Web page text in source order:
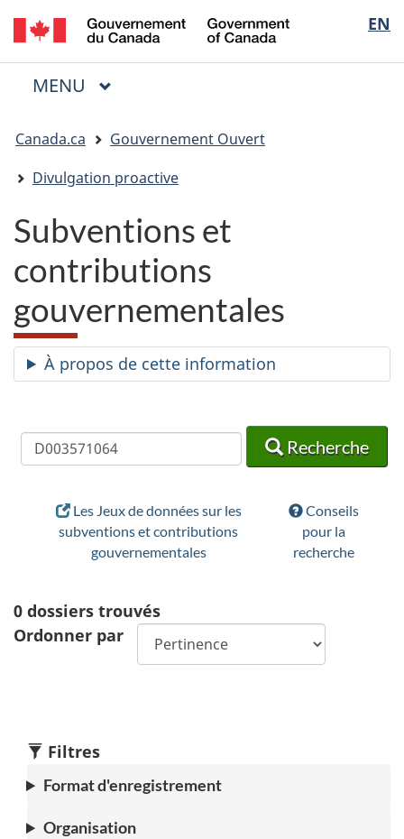
Passer
au
contenu
Passer
à
« Au
Passer
à
la
EN
of
Menu
MENU PRINCIPAL
êtes
ici
Canada.ca
Gouvernement Ouvert
Divulgation proactive
Subventions et
contributions
gouvernementales
À propos de cette information
Recherche
Recherche
Recherche
Les Jeux de données sur les
subventions et contributions
gouvernementales
Conseils
pour la
recherche
0 dossiers trouvés
Ordonner par
Filtres
Format d'enregistrement
Organisation